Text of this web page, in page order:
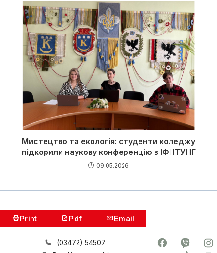
Мистецтво та екологія: студенти коледжу
підкорили наукову конференцію в ІФНТУНГ
09.05.2026
Print Pdf Email
(03472) 54507